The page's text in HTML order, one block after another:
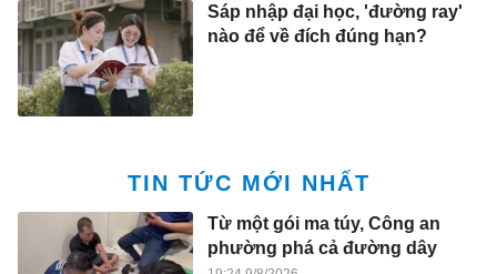
Sáp nhập đại học, 'đường ray'
nào để về đích đúng hạn?
TIN TỨC MỚI NHẤT
Từ một gói ma túy, Công an
phường phá cả đường dây